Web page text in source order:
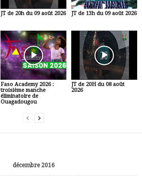
JT de 20h du 09 août 2026 JT de 13h du 09 août 2026
Faso Academy 2026 :
troisième manche
éliminatoire de
Ouagadougou
JT de 20H du 08 août
2026
décembre 2016